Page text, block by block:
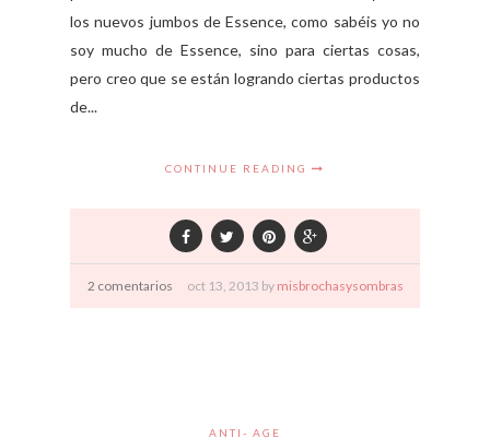
los nuevos jumbos de Essence, como sabéis yo no
soy mucho de Essence, sino para ciertas cosas,
pero creo que se están logrando ciertas productos
de...
CONTINUE READING
2 comentarios oct 13, 2013 by misbrochasysombras
ANTI- AGE